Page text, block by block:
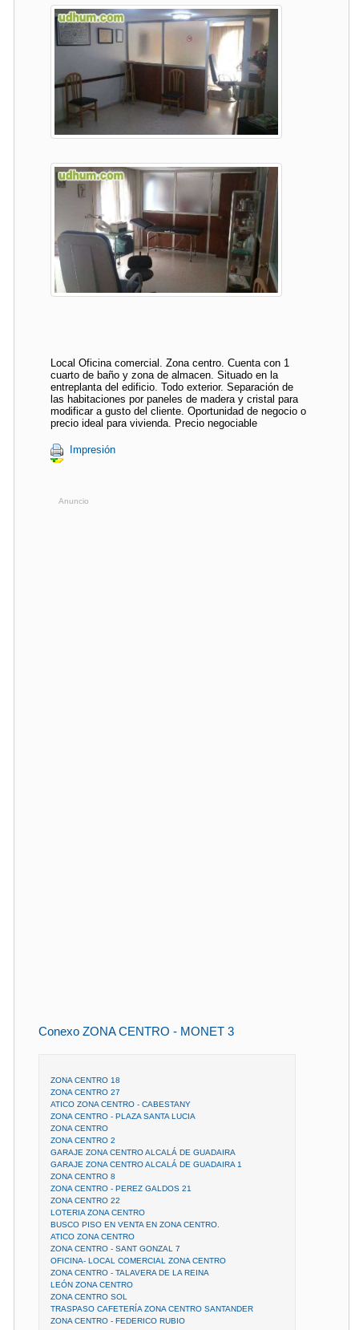
Local Oficina comercial. Zona centro. Cuenta con 1
cuarto de baño y zona de almacen. Situado en la
entreplanta del edificio. Todo exterior. Separación de
las habitaciones por paneles de madera y cristal para
modificar a gusto del cliente. Oportunidad de negocio o
precio ideal para vivienda. Precio negociable
Impresión
Anuncio
Conexo ZONA CENTRO - MONET 3
ZONA CENTRO 18
ZONA CENTRO 27
ATICO ZONA CENTRO - CABESTANY
ZONA CENTRO - PLAZA SANTA LUCIA
ZONA CENTRO
ZONA CENTRO 2
GARAJE ZONA CENTRO ALCALÁ DE GUADAIRA
GARAJE ZONA CENTRO ALCALÁ DE GUADAIRA 1
ZONA CENTRO 8
ZONA CENTRO - PEREZ GALDOS 21
ZONA CENTRO 22
LOTERIA ZONA CENTRO
BUSCO PISO EN VENTA EN ZONA CENTRO.
ATICO ZONA CENTRO
ZONA CENTRO - SANT GONZAL 7
OFICINA- LOCAL COMERCIAL ZONA CENTRO
ZONA CENTRO - TALAVERA DE LA REINA
LEÓN ZONA CENTRO
ZONA CENTRO SOL
TRASPASO CAFETERÍA ZONA CENTRO SANTANDER
ZONA CENTRO - FEDERICO RUBIO